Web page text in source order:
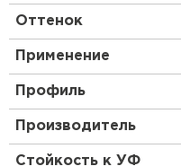
Оттенок
Применение
Профиль
Производитель
Стойкость к УФ